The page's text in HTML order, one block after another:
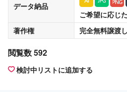
データ納品
ご希望に応じ
著作権
完全無料譲渡
閲覧数 592
検討中リストに追加する